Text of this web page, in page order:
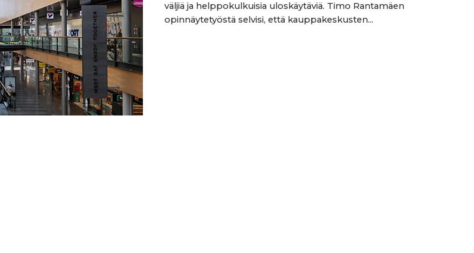
väljiä ja helppokulkuisia uloskäytäviä. Timo Rantamäen
opinnäytetyöstä selvisi, että kauppakeskusten...